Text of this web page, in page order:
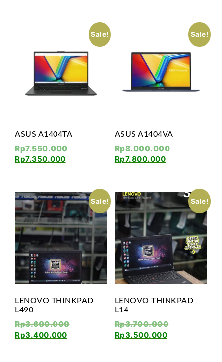
Sale!
ASUS A1404TA
Rp7.550.000
Rp7.350.000
Sale!
ASUS A1404VA
Rp8.000.000
Rp7.800.000
Sale!
LENOVO THINKPAD
L490
Rp3.600.000
Rp3.400.000
Sale!
LENOVO THINKPAD
L14
Rp3.700.000
Rp3.500.000